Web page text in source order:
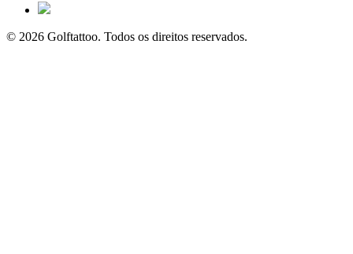
© 2026 Golftattoo. Todos os direitos reservados.